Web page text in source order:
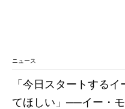
ニュース
「今日スタートする
てほしい」──イー・